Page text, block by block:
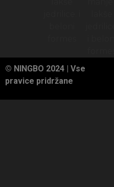
© NINGBO 2024 | Vse
pravice pridržane